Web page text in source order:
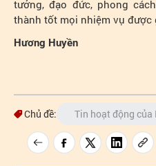
tưởng, đạo đức, phong
thành tốt mọi nhiệm vụ
Hương Huyền
Chủ đề: Tin hoạt động của